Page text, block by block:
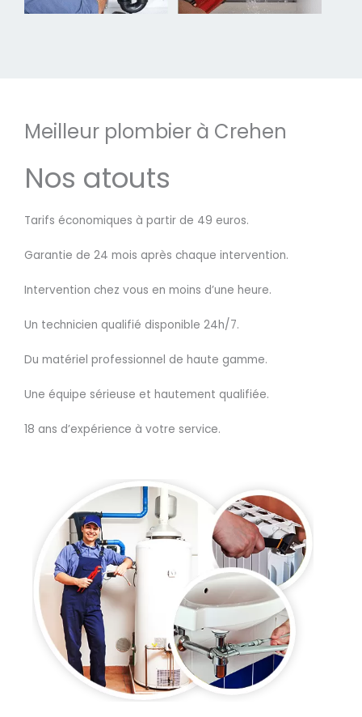
Meilleur plombier à Crehen
Nos atouts
Tarifs économiques à partir de 49 euros.
Garantie de 24 mois après chaque intervention.
Intervention chez vous en moins d’une heure.
Un technicien qualifié disponible 24h/7.
Du matériel professionnel de haute gamme.
Une équipe sérieuse et hautement qualifiée.
18 ans d’expérience à votre service.